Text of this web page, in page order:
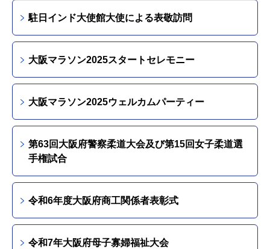
駐日インド大使館大使による表敬訪問
大阪マラソン2025スタートセレモニー
大阪マラソン2025ウェルカムパーティー
第63回大阪府警察柔道大会及び第15回女子柔道選
手権試合
令和6年度大阪府商工関係者表彰式
令和7年大阪府母子寡婦福祉大会